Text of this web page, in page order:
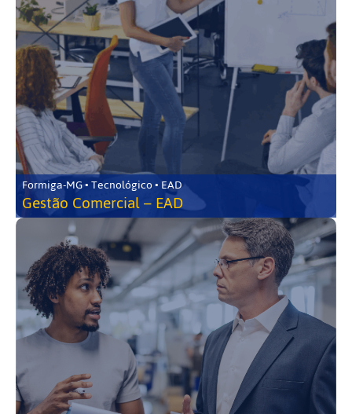
Formiga-MG • Tecnológico • EAD
Gestão Comercial – EAD